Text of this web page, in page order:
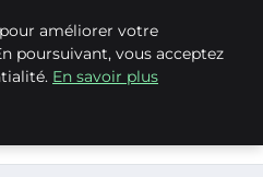
: COMPRENDRE LEUR
améliorer votre
poursuivant, vous acceptez
En savoir plus